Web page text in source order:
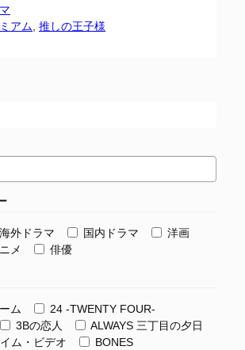
アム 推しの王子様
海外ドラマ 国内ドラマ
洋画
メ 俳優
ム
24 -TWENTY FOUR-
3Bの恋人
ALWAYS 三丁目の夕日
ム・ビデオ
BONES